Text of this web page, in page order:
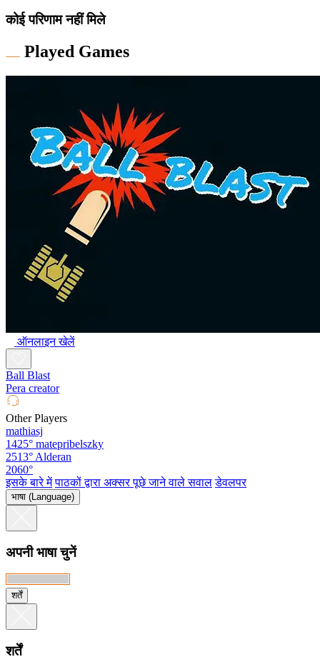
कोई परिणाम नहीं मिले
Played Games
ऑनलाइन खेलें
Ball Blast
Pera creator
Other Players
mathiasj
1425° matepribelszky
2513° Alderan
2060°
इसके बारे में पाठकों द्वारा अक्सर पूछे जाने वाले सवाल डेवलपर
भाषा (Language)
अपनी भाषा चुनें
शर्तें
शर्तें